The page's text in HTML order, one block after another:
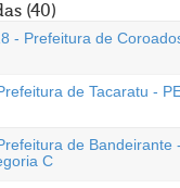
(40)
- Prefeitura de
de Tacaratu -
de Bandeirante
C